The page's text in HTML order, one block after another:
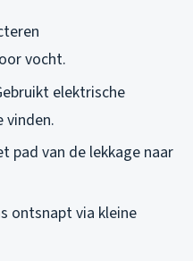
vocht.
elektrische
vinden.
pad van de lekkage naar
ontsnapt via kleine